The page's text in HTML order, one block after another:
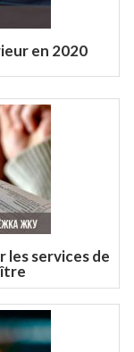
en 2020
les services de